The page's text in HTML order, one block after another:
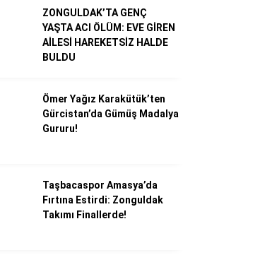
Diğer
ZONGULDAK’TA GENÇ
YAŞTA ACI ÖLÜM: EVE GİREN
AİLESİ HAREKETSİZ HALDE
BULDU
Ömer Yağız Karakütük’ten
Gürcistan’da Gümüş Madalya
Gururu!
Taşbacaspor Amasya’da
Fırtına Estirdi: Zonguldak
Takımı Finallerde!